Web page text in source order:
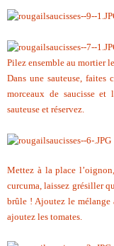
Pilez ensemble au mortier
Dans une sauteuse,
morceaux de saucisse et
sauteuse et réservez.
Mettez à la place
curcuma, laissez grésiller
brûle ! Ajoutez le
ajoutez les tomates.